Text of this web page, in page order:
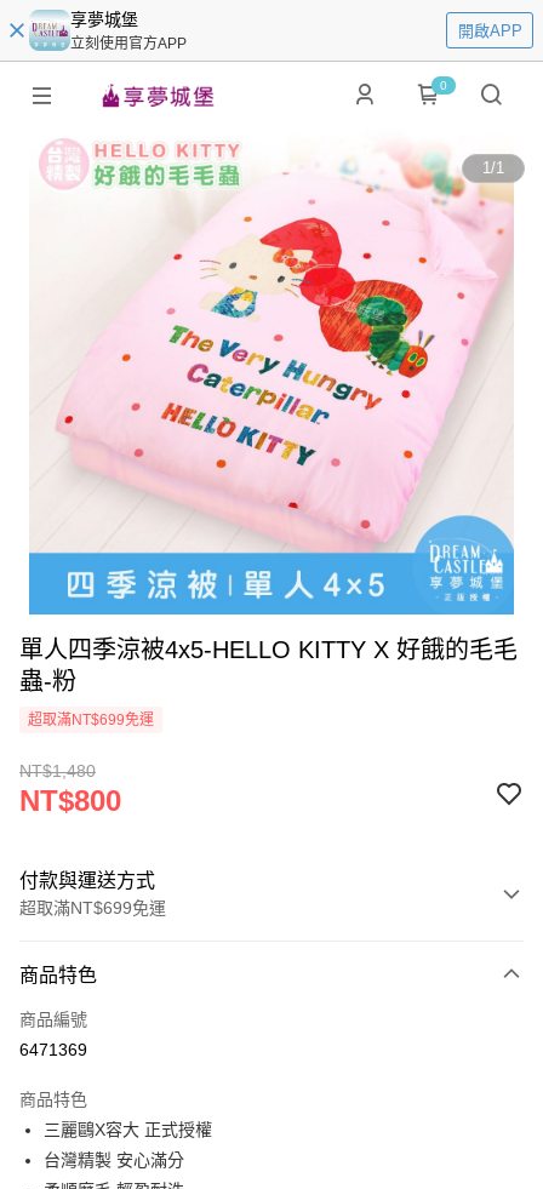
享夢城堡
立刻使用官方APP
開啟APP
0
1/1
單人四季涼被4x5-HELLO KITTY X 好餓的毛毛
蟲-粉
超取滿NT$699免運
NT$1,480
NT$800
付款與運送方式
超取滿NT$699免運
信用卡一次付款
超商取貨付款
Apple Pay
街口支付
商品特色
商品編號
6471369
商品特色
三麗鷗X容大 正式授權
台灣精製 安心滿分